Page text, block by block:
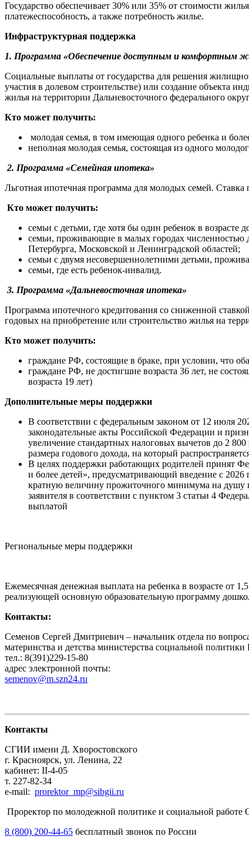
Государство обеспечивает 30% или 35% от стоимости
платежеспособность, а также потребность жилье.
Инфраструктурная поддержка
1. Программа «Обеспечение доступным и комфортным
Социальные выплаты от государства для решения
участия в долевом строительстве) или создание объекта
жилья на территории Дальневосточного федерального
Кто может получить:
молодая семья, в том имеющая одного ребенка и
неполная молодая семья, состоящая из одного
2. Программа «Семейная ипотека»
Льготная ипотечная программа для молодых семей.
Кто может получить:
семьи с детьми, где хотя бы один ребенок в возрасте
семьи, проживающие в малых городах численностью
Петербурга, Московской и Ленинградской областей;
семьи с двумя несовершеннолетними детьми,
семьи, где есть ребенок-инвалид.
3. Программа «Дальневосточная ипотека»
Программа ипотечного кредитования со сниженной
годовых на приобретение или строительство жилья на
Кто может получить:
граждане РФ, состоящие в браке, при условии, что
граждане РФ, не достигшие возраста 36 лет, не
возраста 19 лет)
Дополнительные меры поддержки
В соответствии с федеральным законом от 12 июля
законодательные акты Российской Федерации и
увеличение стандартных налоговых вычетов до 2
размера годового дохода, на который
В целях поддержки работающих родителей принят
и более детей», предусматривающий введение с 2026
кратную величину прожиточного минимума на душу
заявителя в соответствии с пунктом 3 статьи 4
выплатой
Региональные меры поддержки
Ежемесячная денежная выплата на ребенка в возрасте от
реализующей основную образовательную программу
Контакты:
Семенов Сергей Дмитриевич – начальник отдела по
материнства и детства министерства социальной политики
тел.: 8(391)229-15-80
адрес электронной почты:
semenov@m.szn24.ru
Контакты
СГИИ имени Д. Хворостовского
г. Красноярск, ул. Ленина, 22
кабинет: II-4-05
т. 227-82-34
e-mail: prorektor_mp@sibgii.ru
Проректор по молодежной политике и социальной работе
8 (800) 200-44-65 бесплатный звонок по России